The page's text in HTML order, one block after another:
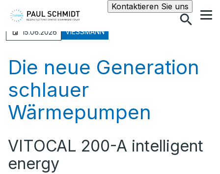
Kontaktieren Sie unsSuche
15.06.2026 VIESSMANN
Die neue Generation
schlauer
Wärmepumpen
VITOCAL 200-A intelligent
energy